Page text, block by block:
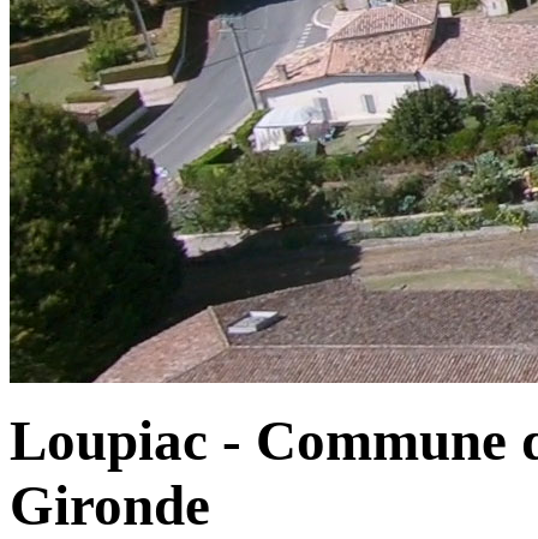
Loupiac - Commune
Gironde